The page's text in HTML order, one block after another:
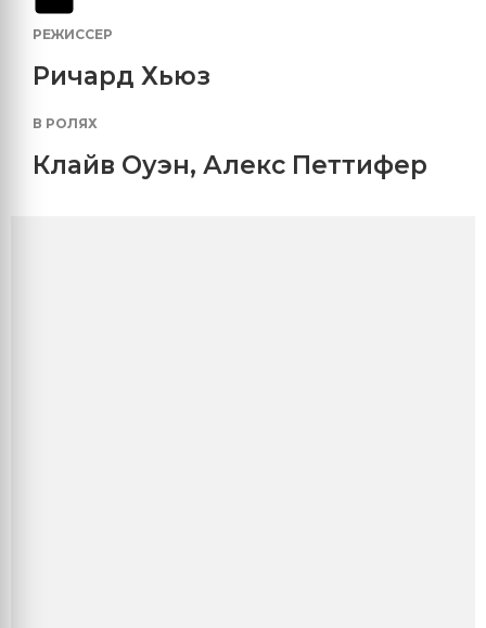
РЕЖИССЕР
Ричард Хьюз
В РОЛЯХ
Клайв Оуэн, Алекс Петтифер